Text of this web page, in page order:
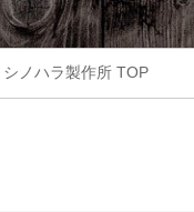
シノハラ製作所 TOP